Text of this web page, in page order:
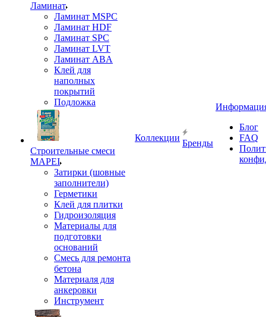
Ламинат
Ламинат MSPC
Ламинат HDF
Ламинат SPC
Ламинат LVT
Ламинат ABA
Клей для
наполных
покрытий
Подложка
Строительные смеси
MAPEI
Затирки (шовные
заполнители)
Герметики
Клей для плитки
Гидроизоляция
Материалы для
подготовки
оснований
Смесь для ремонта
бетона
Материаля для
анкеровки
Инструмент
Коллекции
Бренды
Блог
FAQ